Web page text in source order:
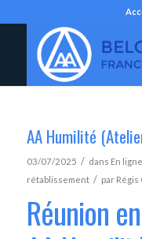
AA Humilité
03/07/2025 / dans En
rétablissement / par Régis
Réunion